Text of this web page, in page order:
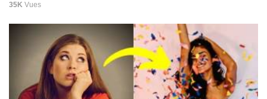
35K Vues